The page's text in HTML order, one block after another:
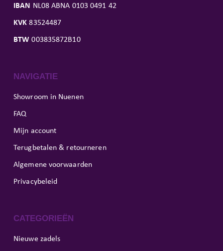
IBAN NL08 ABNA 0103 0491 42
KVK 83524487
BTW 003835872B10
NAVIGATIE
Showroom in Nuenen
FAQ
Mijn account
Terugbetalen & retourneren
Algemene voorwaarden
Privacybeleid
CATEGORIEËN
Nieuwe zadels